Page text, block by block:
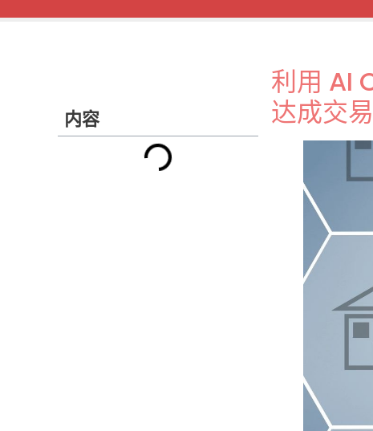
内容
利用 AI
达成交易